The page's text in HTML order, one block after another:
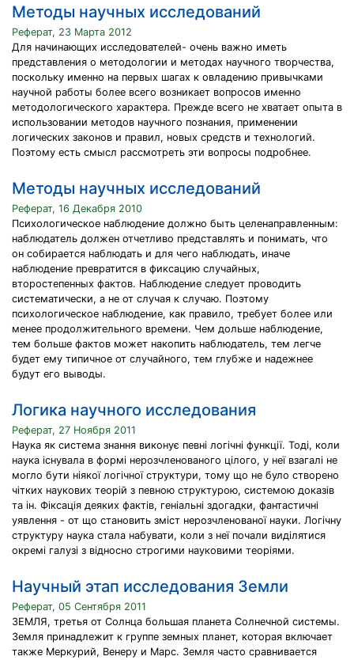
Методы научных исследований
Реферат, 23 Марта 2012
Для начинающих исследователей- очень важно иметь
представления о методологии и методах научного творчества,
поскольку именно на первых шагах к овладению привычками
научной работы более всего возникает вопросов именно
методологического характера. Прежде всего не хватает опыта в
использовании методов научного познания, применении
логических законов и правил, новых средств и технологий.
Поэтому есть смысл рассмотреть эти вопросы подробнее.
Методы научных исследований
Реферат, 16 Декабря 2010
Психологическое наблюдение должно быть целенаправленным:
наблюдатель должен отчетливо представлять и понимать, что
он собирается наблюдать и для чего наблюдать, иначе
наблюдение превратится в фиксацию случайных,
второстепенных фактов. Наблюдение следует проводить
систематически, а не от случая к случаю. Поэтому
психологическое наблюдение, как правило, требует более или
менее продолжительного времени. Чем дольше наблюдение,
тем больше фактов может накопить наблюдатель, тем легче
будет ему типичное от случайного, тем глубже и надежнее
будут его выводы.
Логика научного исследования
Реферат, 27 Ноября 2011
Наука як система знання виконує певні логічні функції. Тоді, коли
наука існувала в формі нерозчленованого цілого, у неї взагалі не
могло бути ніякої логічної структури, тому що не було створено
чітких наукових теорій з певною структурою, системою доказів
та ін. Фіксація деяких фактів, геніальні здогадки, фантастичні
уявлення - от що становить зміст нерозчленованої науки. Логічну
структуру наука стала набувати, коли з неї почали виділятися
окремі галузі з відносно строгими науковими теоріями.
Научный этап исследования Земли
Реферат, 05 Сентября 2011
ЗЕМЛЯ, третья от Солнца большая планета Солнечной системы.
Земля принадлежит к группе земных планет, которая включает
также Меркурий, Венеру и Марс. Земля часто сравнивается